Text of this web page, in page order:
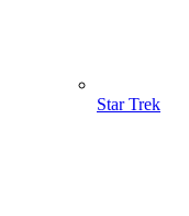
Star Trek